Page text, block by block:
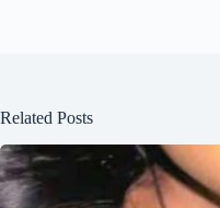
Related Posts